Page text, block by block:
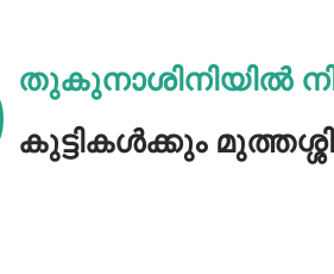
തുകുനാശിനിയിൽ
കുട്ടികൾക്കും